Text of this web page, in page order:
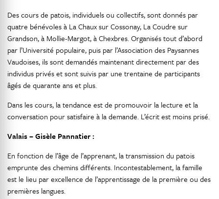
Des cours de patois, individuels ou collectifs, sont donnés par
quatre bénévoles à La Chaux sur Cossonay, La Coudre sur
Grandson, à Mollie-Margot, à Chexbres. Organisés tout d’abord
par l’Université populaire, puis par l’Association des Paysannes
Vaudoises, ils sont demandés maintenant directement par des
individus privés et sont suivis par une trentaine de participants
âgés de quarante ans et plus.
Dans les cours, la tendance est de promouvoir la lecture et la
conversation pour satisfaire à la demande. L’écrit est moins prisé.
Valais – Gisèle Pannatier :
En fonction de l’âge de l’apprenant, la transmission du patois
emprunte des chemins différents. Incontestablement, la famille
est le lieu par excellence de l’apprentissage de la première ou des
premières langues.